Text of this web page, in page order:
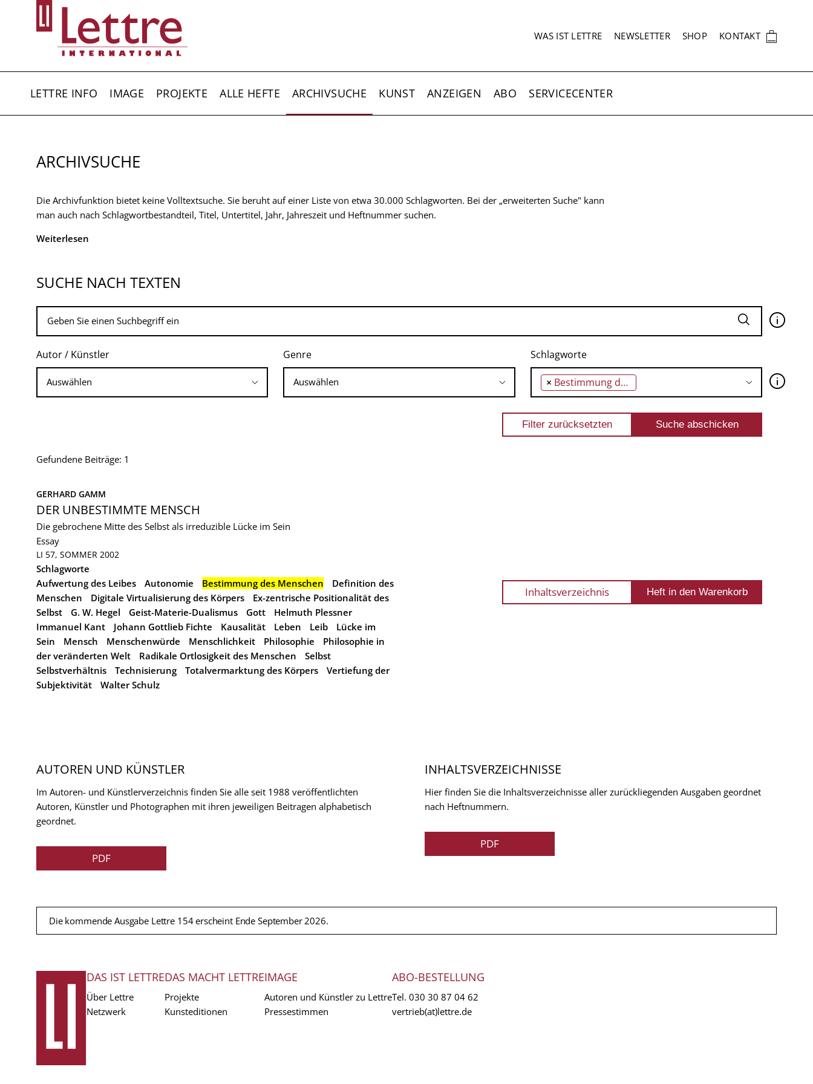
SEKUNDÄRNAVIGATION
WAS IST LETTRE NEWSLETTER SHOP KONTAKT 🛍
LETTRE INFO IMAGE PROJEKTE ALLE HEFTE ARCHIVSUCHE KUNST ANZEIGEN ABO SERVICECENTER
ARCHIVSUCHE
Die Archivfunktion bietet keine Volltextsuche. Sie beruht auf einer Liste von etwa 30.000 Schlagworten. Bei der „erweiterten Suche" kann
man auch nach Schlagwortbestandteil, Titel, Untertitel, Jahr, Jahreszeit und Heftnummer suchen.
Weiterlesen
SUCHE NACH TEXTEN
🛈
Autor / Künstler Genre Schlagworte
× Bestimmung des Menschen 🛈
Gefundene Beiträge: 1
GERHARD GAMM
DER UNBESTIMMTE MENSCH
Die gebrochene Mitte des Selbst als irreduzible Lücke im Sein
Essay
LI 57, SOMMER 2002
Schlagworte
Aufwertung des Leibes
Autonomie Bestimmung des Menschen
Definition des
Menschen
Digitale Virtualisierung des Körpers
Ex-zentrische Positionalität des
Selbst
G. W. Hegel Geist-Materie-Dualismus Gott
Helmuth Plessner
Immanuel Kant
Johann Gottlieb Fichte Kausalität Leben Leib
Lücke im
Sein
Mensch Menschenwürde Menschlichkeit Philosophie
Philosophie in
der veränderten Welt
Radikale Ortlosigkeit des Menschen
Selbst
Selbstverhältnis
Technisierung Totalvermarktung des Körpers
Vertiefung der
Subjektivität
Walter Schulz
Inhaltsverzeichnis
AUTOREN UND KÜNSTLER
Im Autoren- und Künstlerverzeichnis finden Sie alle seit 1988 veröffentlichten
Autoren, Künstler und Photographen mit ihren jeweiligen Beitragen alphabetisch
geordnet.
PDF
INHALTSVERZEICHNISSE
Hier finden Sie die Inhaltsverzeichnisse aller zurückliegenden Ausgaben geordnet
nach Heftnummern.
PDF
Die kommende Ausgabe Lettre 154 erscheint Ende September 2026.
FUSSZEILE
DAS IST LETTRE
Über Lettre
Netzwerk
DAS MACHT LETTRE
Projekte
Kunsteditionen
IMAGE
Autoren und Künstler zu Lettre
Pressestimmen
ABO-BESTELLUNG
Tel. 030 30 87 04 62
vertrieb(at)lettre.de